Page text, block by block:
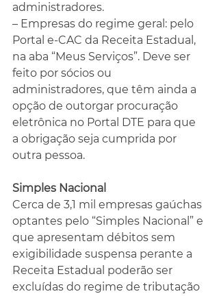
administradores.
– Empresas do regime geral: pelo
Portal e-CAC da Receita Estadual,
na aba “Meus Serviços”. Deve ser
feito por sócios ou
administradores, que têm ainda a
opção de outorgar procuração
eletrônica no Portal DTE para que
a obrigação seja cumprida por
outra pessoa.
Simples Nacional
Cerca de 3,1 mil empresas gaúchas
optantes pelo “Simples Nacional” e
que apresentam débitos sem
exigibilidade suspensa perante a
Receita Estadual poderão ser
excluídas do regime de tributação